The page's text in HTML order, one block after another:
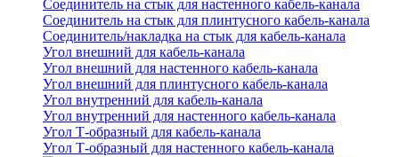
Соединитель на стык для настенного кабель-канала
Соединитель на стык для плинтусного кабель-канала
Соединитель/накладка на стык для кабель-канала
Угол внешний для кабель-канала
Угол внешний для настенного кабель-канала
Угол внешний для плинтусного кабель-канала
Угол внутренний для кабель-канала
Угол внутренний для настенного кабель-канала
Угол Т-образный для кабель-канала
Угол Т-образный для настенного кабель-канала